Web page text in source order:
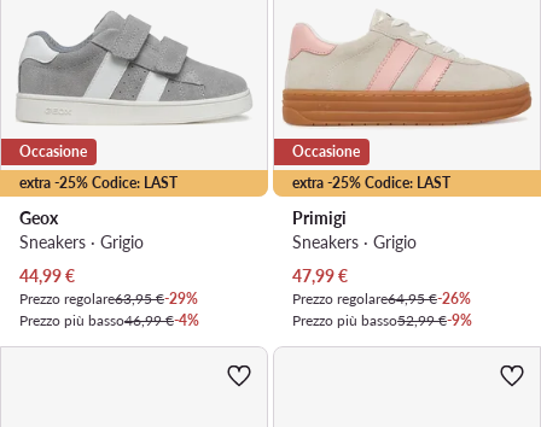
extra -25% Codice: LAST
Occasione
Geox
Sneakers · Grigio
Prezzo attuale
44,99€
Prezzo regolare63,95 €-29%
Prezzo più basso46,99 €-4%
extra -25% Codice: LAST
Occasione
Primigi
Sneakers · Grigio
Prezzo attuale
47,99€
Prezzo regolare64,95 €-26%
Prezzo più basso52,99 €-9%